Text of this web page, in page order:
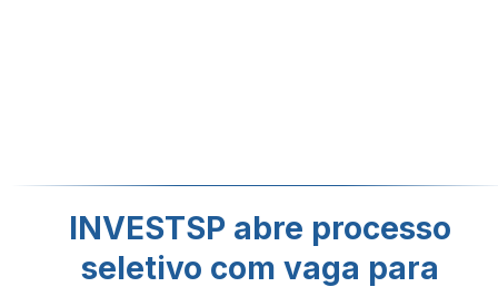
INVESTSP abre processo
seletivo com vaga para